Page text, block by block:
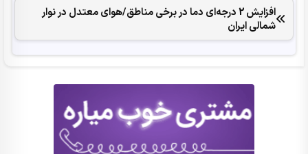
افزایش 2 درجه‌ای دما در برخی مناطق/هوای معتدل در نوار
شمالی ایران